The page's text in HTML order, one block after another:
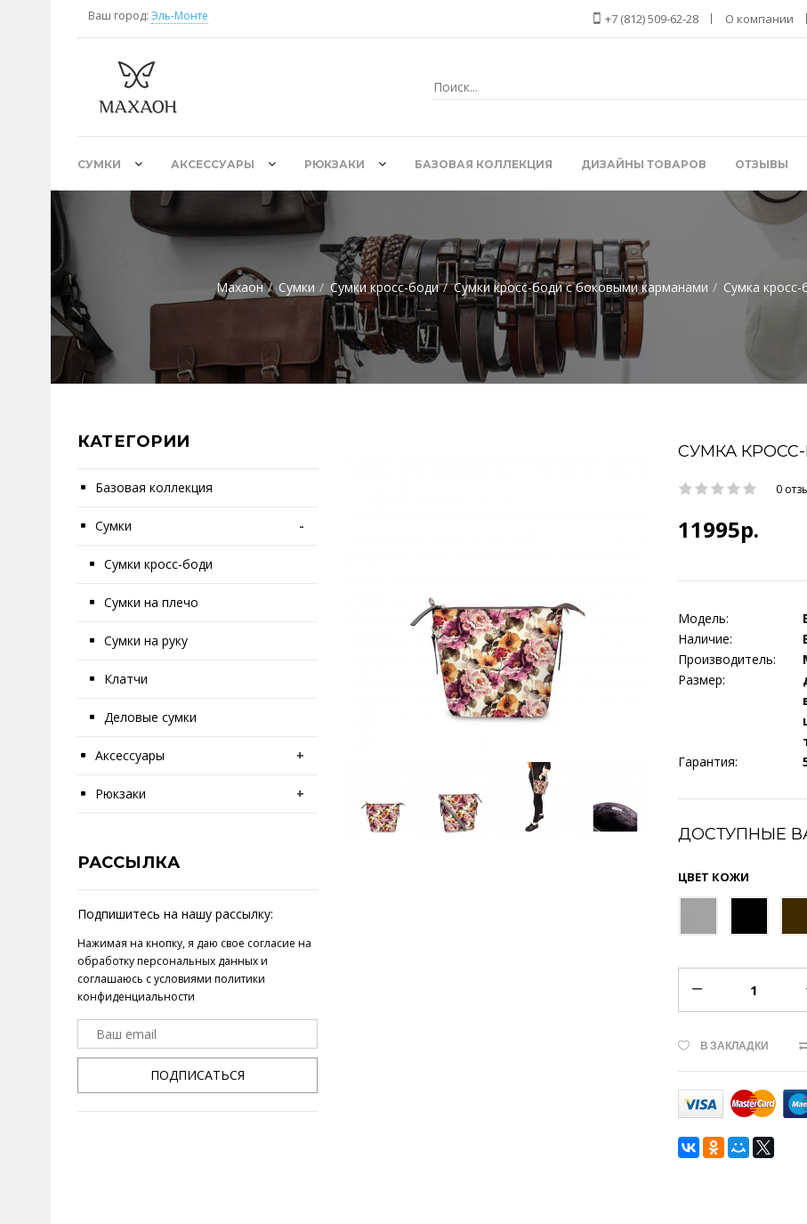
Ваш город: Эль-Монте +7 (812) 509-62-28 О компании
СУМКИ АКСЕССУАРЫ РЮКЗАКИ БАЗОВАЯ КОЛЛЕКЦИЯ ДИЗАЙНЫ ТОВАРОВ ОТЗЫВЫ
Махаон Сумки Сумки кросс-боди Сумки кросс-боди с боковыми карманами Сумка
КАТЕГОРИИ
Базовая коллекция
Сумки -
Сумки кросс-боди
Сумки на плечо
Сумки на руку
Клатчи
Деловые сумки
Аксессуары +
Рюкзаки +
РАССЫЛКА
Подпишитесь на нашу рассылку:
Нажимая на кнопку, я даю свое согласие на
обработку персональных данныхи
соглашаюсь с условиями политики
конфиденциальности
ПОДПИСАТЬСЯ
СУМКА КРОСС-
0
11995р.
Модель:
Наличие:
Производитель:
Размер:
Гарантия:
ДОСТУПНЫЕ
ЦВЕТ КОЖИ
В ЗАКЛАДКИ